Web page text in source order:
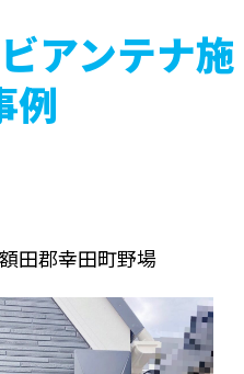
アンテナ施
例
額田郡幸田町野場